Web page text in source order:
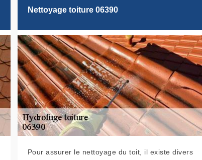
Nettoyage toiture 06390
Pour assurer le nettoyage du toit, il existe divers